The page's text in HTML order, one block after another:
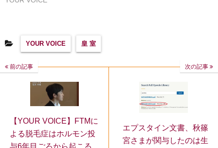
YOUR VOICE 皇 室
前の記事
【YOUR VOICE】FTMに
よる脱毛症はホルモン投
次の記事
エプスタイン文書、秋篠
宮さまが関与したのは生